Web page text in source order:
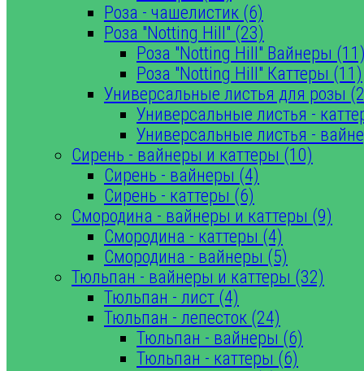
Роза - чашелистик (6)
Роза "Notting Hill" (23)
Роза "Notting Hill" Вайнеры (11)
Роза "Notting Hill" Каттеры (11)
Универсальные листья для розы
Универсальные листья -
Универсальные листья -
Сирень - вайнеры и каттеры (10)
Сирень - вайнеры (4)
Сирень - каттеры (6)
Смородина - вайнеры и каттеры (9)
Смородина - каттеры (4)
Смородина - вайнеры (5)
Тюльпан - вайнеры и каттеры (32)
Тюльпан - лист (4)
Тюльпан - лепесток (24)
Тюльпан - вайнеры (6)
Тюльпан - каттеры (6)